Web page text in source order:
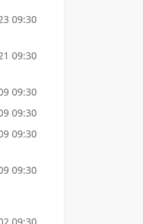
09:30
09:30
09:30
09:30
09:30
09:30